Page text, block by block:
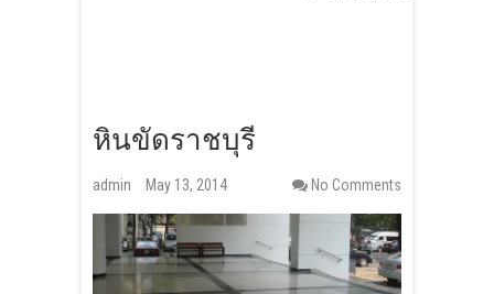
หินขัดราชบุรี
admin May 13, 2014 No Comments